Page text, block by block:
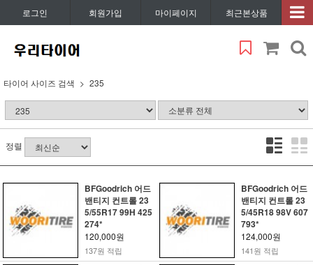
로그인 회원가입 마이페이지 최근본상품
타이어 사이즈 검색 235
정렬
BFGoodrich 어드
밴티지 컨트롤 23
5/55R17 99H 425
274*
120,000원
137원 적립
BFGoodrich 어드
밴티지 컨트롤 23
5/45R18 98V 607
793*
124,000원
141원 적립